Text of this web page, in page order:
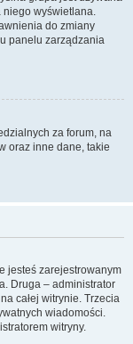
wyświetlana.
do zmiany
panelu zarządzania
za forum, na
oraz inne dane, takie
jesteś zarejestrowanym
Druga – administrator
całej witrynie. Trzecia
wiadomości.
witryny.